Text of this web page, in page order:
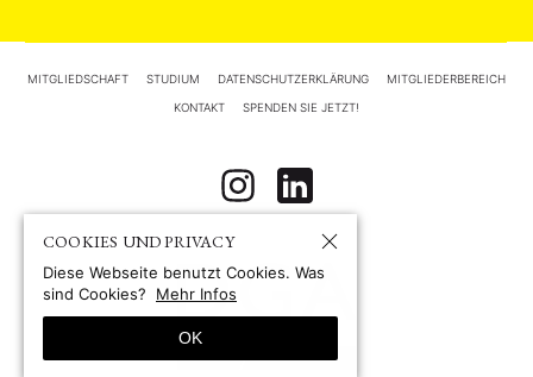
MITGLIEDSCHAFT STUDIUM DATENSCHUTZERKLÄRUNG MITGLIEDERBEREICH
KONTAKT SPENDEN SIE JETZT!
COOKIES UND PRIVACY
Diese Webseite benutzt Cookies. Was
sind Cookies?
Mehr Infos
OK